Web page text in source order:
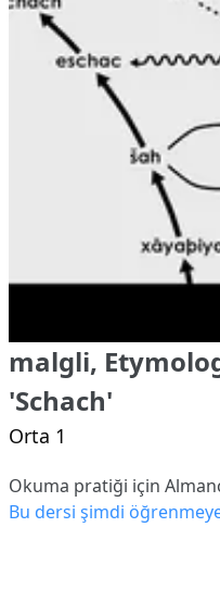
malgli,
'Schach'
Orta 1
Okuma pratiği için
Bu dersi şimdi